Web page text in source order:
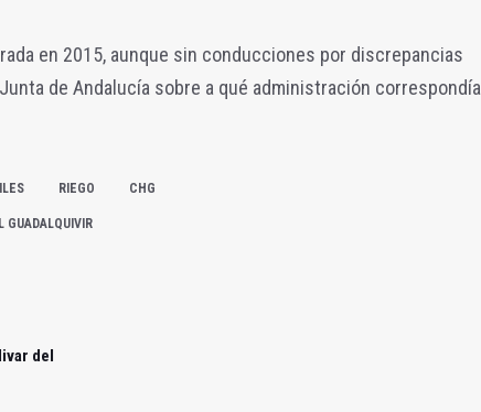
en 2015, aunque sin conducciones por discrepancias
de Andalucía sobre a qué administración correspondía
RIEGO CHG
GUADALQUIVIR
del